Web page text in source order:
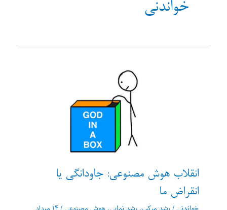
خواندنی
انقلاب هوش مصنوعی: جاودانگی یا
انقراض ما